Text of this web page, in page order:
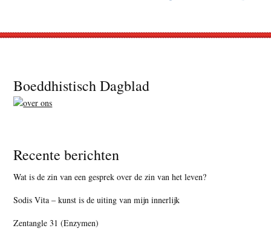
Footer
Boeddhistisch Dagblad
Recente berichten
Wat is de zin van een gesprek over de zin van het leven?
Sodis Vita – kunst is de uiting van mijn innerlijk
Zentangle 31 (Enzymen)